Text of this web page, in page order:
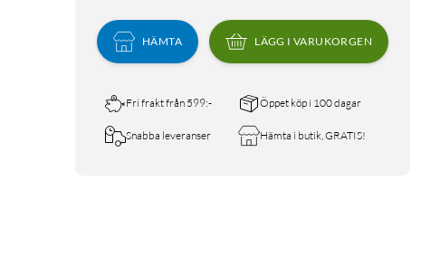
HÄMTA LÄGG I VARUKORGEN
Fri frakt från 599:- Öppet köp i 100 dagar
Snabba leveranser Hämta i butik, GRATIS!